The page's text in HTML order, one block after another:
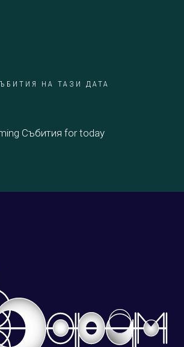
НА ТАЗИ ДАТА
Събития for today